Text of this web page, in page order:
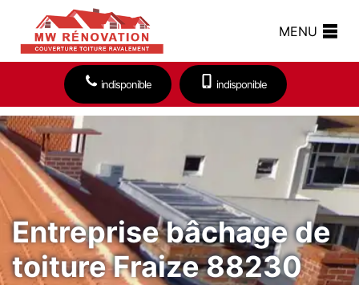
MENU
indisponible indisponible
Entreprise bâchage de
toiture Fraize 88230